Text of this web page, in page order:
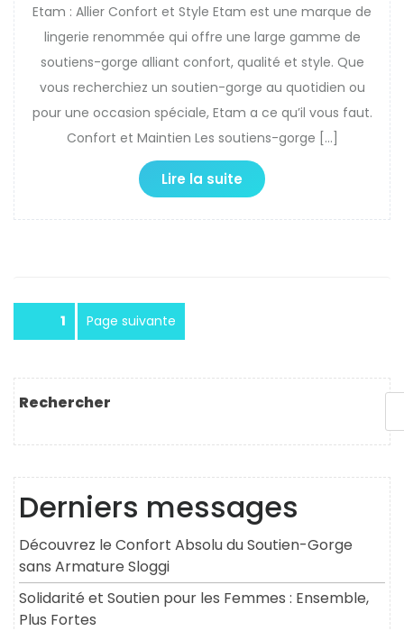
Etam : Allier Confort et Style Etam est une marque de
lingerie renommée qui offre une large gamme de
soutiens-gorge alliant confort, qualité et style. Que
vous recherchiez un soutien-gorge au quotidien ou
pour une occasion spéciale, Etam a ce qu’il vous faut.
Confort et Maintien Les soutiens-gorge […]
Lire la suite
Pagination
des
publications
Page1 Page suivante
Rechercher
Derniers messages
Découvrez le Confort Absolu du Soutien-Gorge
sans Armature Sloggi
Solidarité et Soutien pour les Femmes : Ensemble,
Plus Fortes